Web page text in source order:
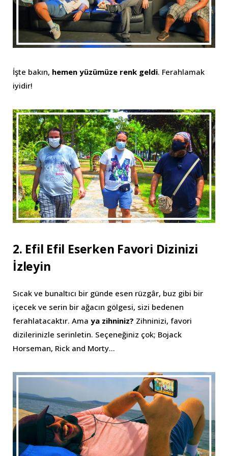
İşte bakın, hemen yüzümüze renk geldi. Ferahlamak
iyidir!
2. Efil Efil Eserken Favori Dizinizi
İzleyin
Sıcak ve bunaltıcı bir günde esen rüzgâr, buz gibi bir
içecek ve serin bir ağacın gölgesi, sizi bedenen
ferahlatacaktır. Ama ya zihniniz? Zihninizi, favori
dizilerinizle serinletin. Seçeneğiniz çok; Bojack
Horseman, Rick and Morty…